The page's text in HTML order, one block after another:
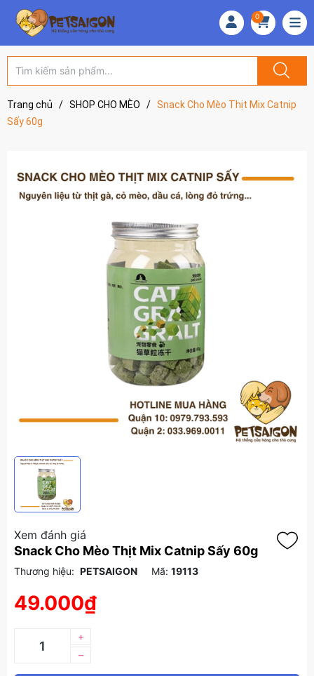
0
Trang chủ / SHOP CHO MÈO / Snack Cho Mèo Thịt Mix Catnip
Sấy 60g
Xem đánh giá
Snack Cho Mèo Thịt Mix Catnip Sấy 60g
Thương hiệu: PETSAIGON Mã: 19113
49.000₫
–
+